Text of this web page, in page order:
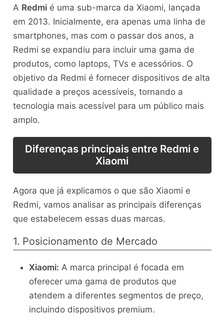
A Redmié uma sub-marca da Xiaomi, lançada
em 2013. Inicialmente, era apenas uma linha de
smartphones, mas com o passar dos anos, a
Redmi se expandiu para incluir uma gama de
produtos, como laptops, TVs e acessórios. O
objetivo da Redmi é fornecer dispositivos de alta
qualidade a preços acessíveis, tornando a
tecnologia mais acessível para um público mais
amplo.
Diferenças principais entre Redmi e
Xiaomi
Agora que já explicamos o que são Xiaomi e
Redmi, vamos analisar as principais diferenças
que estabelecem essas duas marcas.
1. Posicionamento de Mercado
Xiaomi: A marca principal é focada em
oferecer uma gama de produtos que
atendem a diferentes segmentos de preço,
incluindo dispositivos premium.